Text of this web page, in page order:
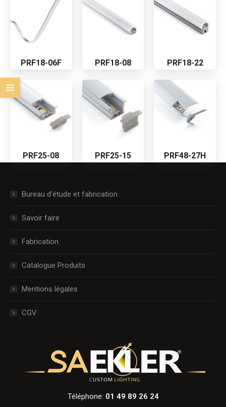
PRF18-06F PRF18-08 PRF18-22
PRF25-08 PRF25-15 PRF48-27H
Bureau d’étude et fabrication
Savoir faire
Fabrication
Catalogue Produits
Mentions légales
CGV
Téléphone: 01 49 89 26 24